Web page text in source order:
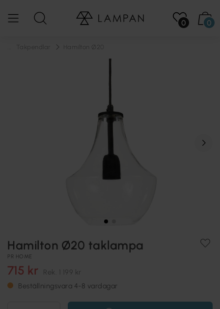
0 0
Hamilton Ø20 taklampa
PR HOME
715 kr Rek. 1 199 kr
Beställningsvara 4-8 vardagar